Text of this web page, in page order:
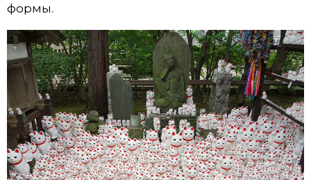
формы.